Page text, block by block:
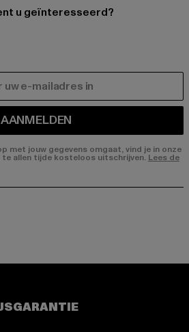
u geïnteresseerd?
AANMELDEN
met jouw gegevens omgaat, vind je in onze
te allen tijde kosteloos uitschrijven. Lees de
page:page:
YouTube channel: